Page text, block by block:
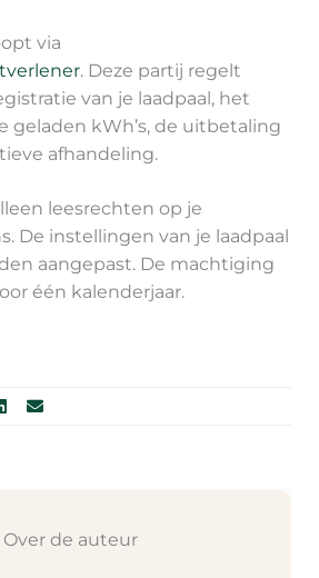
via
. Deze partij regelt
van je laadpaal, het
geladen kWh’s, de uitbetaling
afhandeling.
leesrechten op je
De instellingen van je laadpaal
aangepast. De machtiging
één kalenderjaar.
Over de auteur